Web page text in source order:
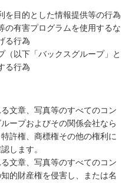
を目的とした情報提供等の行為
の有害プログラムを使用するな
る行為
（以下「バックスグループ」と
る行為
文章、写真等のすべてのコン
ープおよびその関係会社なら
許権、商標権その他の権利に
します。
文章、写真等のすべてのコン
的財産権を侵害し、または名